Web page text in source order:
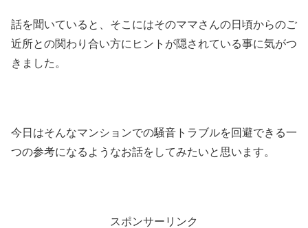
話を聞いていると、そこにはそのママさんの日頃からのご
近所との関わり合い方にヒントが隠されている事に気がつ
きました。
今日はそんなマンションでの騒音トラブルを回避できる一
つの参考になるようなお話をしてみたいと思います。
スポンサーリンク